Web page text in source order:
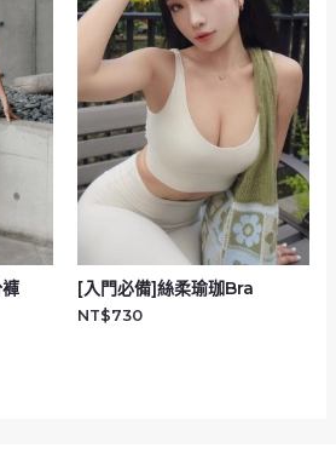
[入門必備]絲柔瑜珈Bra
NT$730